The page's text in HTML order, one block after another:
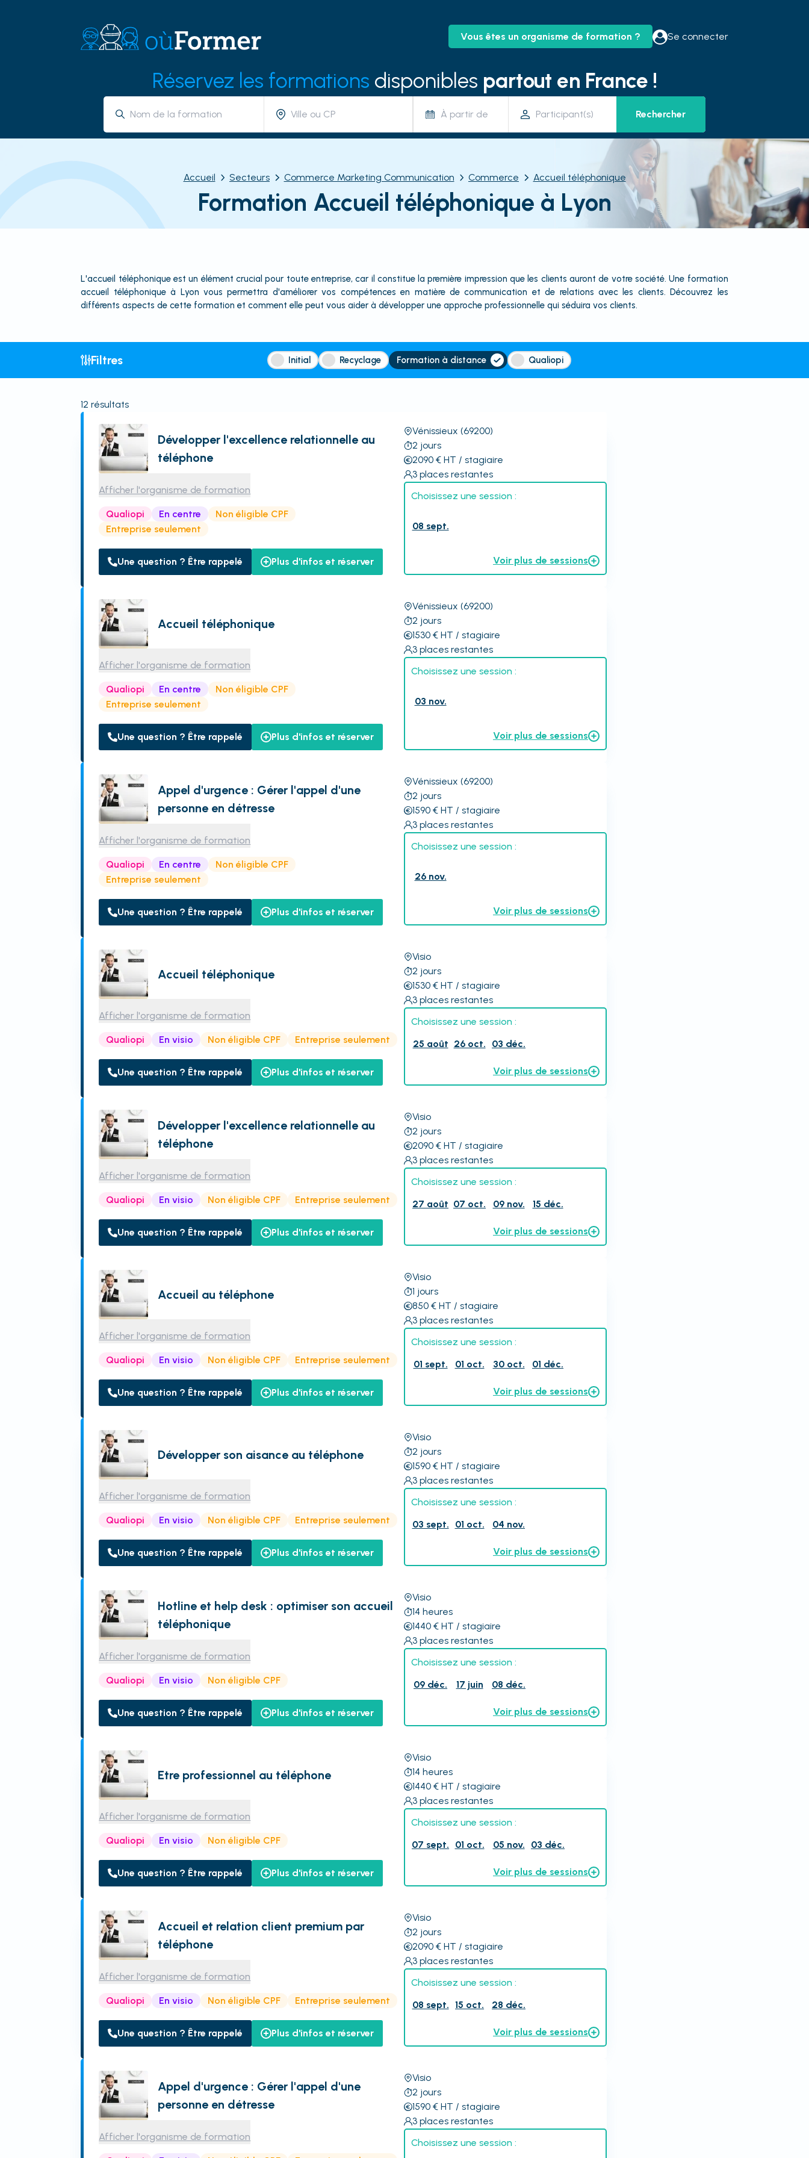
Vous êtes un organisme de formation ? Se connecter
Réservez les formations disponibles partout en France !
À partir de Rechercher
Accueil Secteurs Commerce Marketing Communication Commerce Accueil téléphonique
Formation Accueil téléphonique à Lyon
L'accueil téléphonique est un élément crucial pour toute entreprise, car il constitue la première impression que les clients auront de votre société. Une formation
accueil téléphonique à Lyon vous permettra d'améliorer vos compétences en matière de communication et de relations avec les clients. Découvrez les
différents aspects de cette formation et comment elle peut vous aider à développer une approche professionnelle qui séduira vos clients.
Filtres Initial Recyclage Formation à distance Qualiopi
12 résultats
Développer l'excellence relationnelle au
téléphone
Afficher l'organisme de formation
Qualiopi En centre
Non éligible CPF
Entreprise seulement
Une question ? Être rappelé Plus d'infos et réserver
Vénissieux (69200)
2 jours
2090€ HT / stagiaire
3 places restantes
Choisissez une session :
08 sept.
Voir plus de sessions
Accueil téléphonique
Afficher l'organisme de formation
Qualiopi En centre
Non éligible CPF
Entreprise seulement
Une question ? Être rappelé Plus d'infos et réserver
Vénissieux (69200)
2 jours
1530€ HT / stagiaire
3 places restantes
Choisissez une session :
03 nov.
Voir plus de sessions
Appel d'urgence : Gérer l'appel d'une
personne en détresse
Afficher l'organisme de formation
Qualiopi En centre
Non éligible CPF
Entreprise seulement
Une question ? Être rappelé Plus d'infos et réserver
Vénissieux (69200)
2 jours
1590€ HT / stagiaire
3 places restantes
Choisissez une session :
26 nov.
Voir plus de sessions
Accueil téléphonique
Afficher l'organisme de formation
Qualiopi En visio Non éligible CPF Entreprise seulement
Une question ? Être rappelé Plus d'infos et réserver
Visio
2 jours
1530€ HT / stagiaire
3 places restantes
Choisissez une session :
25 août 26 oct. 03 déc.
Voir plus de sessions
Développer l'excellence relationnelle au
téléphone
Afficher l'organisme de formation
Qualiopi En visio Non éligible CPF Entreprise seulement
Une question ? Être rappelé Plus d'infos et réserver
Visio
2 jours
2090€ HT / stagiaire
3 places restantes
Choisissez une session :
27 août 07 oct. 09 nov. 15 déc.
Voir plus de sessions
Accueil au téléphone
Afficher l'organisme de formation
Qualiopi En visio Non éligible CPF Entreprise seulement
Une question ? Être rappelé Plus d'infos et réserver
Visio
1 jours
850€ HT / stagiaire
3 places restantes
Choisissez une session :
01 sept.
01 oct. 30 oct. 01 déc.
Voir plus de sessions
Développer son aisance au téléphone
Afficher l'organisme de formation
Qualiopi En visio Non éligible CPF Entreprise seulement
Une question ? Être rappelé Plus d'infos et réserver
Visio
2 jours
1590€ HT / stagiaire
3 places restantes
Choisissez une session :
03 sept.
01 oct. 04 nov.
Voir plus de sessions
Hotline et help desk : optimiser son accueil
téléphonique
Afficher l'organisme de formation
Qualiopi En visio Non éligible CPF
Une question ? Être rappelé Plus d'infos et réserver
Visio
14 heures
1440€ HT / stagiaire
3 places restantes
Choisissez une session :
09 déc.
17 juin 08 déc.
Voir plus de sessions
Etre professionnel au téléphone
Afficher l'organisme de formation
Qualiopi En visio Non éligible CPF
Une question ? Être rappelé Plus d'infos et réserver
Visio
14 heures
1440€ HT / stagiaire
3 places restantes
Choisissez une session :
07 sept.
01 oct. 05 nov. 03 déc.
Voir plus de sessions
Accueil et relation client premium par
téléphone
Afficher l'organisme de formation
Qualiopi En visio Non éligible CPF Entreprise seulement
Une question ? Être rappelé Plus d'infos et réserver
Visio
2 jours
2090€ HT / stagiaire
3 places restantes
Choisissez une session :
08 sept. 15 oct. 28 déc.
Voir plus de sessions
Appel d'urgence : Gérer l'appel d'une
personne en détresse
Afficher l'organisme de formation
Visio
2 jours
1590€ HT / stagiaire
3 places restantes
Choisissez une session :